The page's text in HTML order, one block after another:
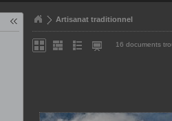
Artisanat traditionnel
16 documents